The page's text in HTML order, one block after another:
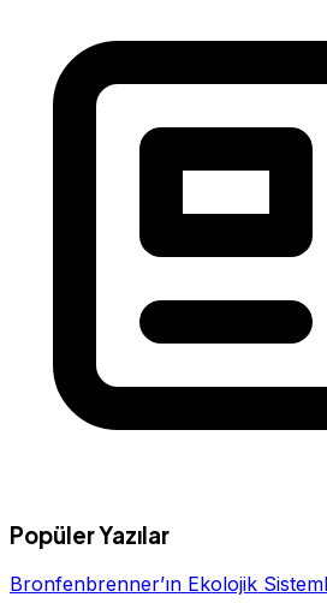
Popüler Yazılar
Bronfenbrenner’ın Ekolojik